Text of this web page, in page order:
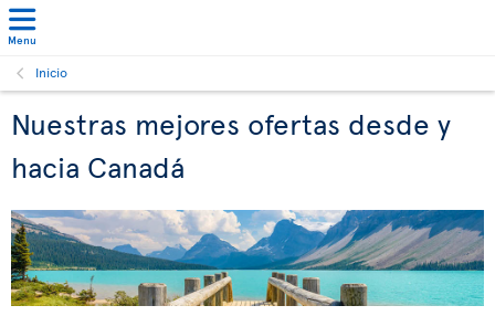
Menu
Inicio
Nuestras mejores ofertas desde y
hacia Canadá